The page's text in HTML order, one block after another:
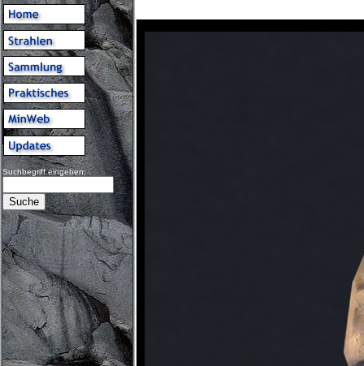
Suchbegriff eingeben: